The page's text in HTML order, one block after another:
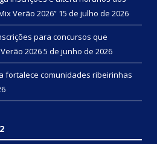
Verão 2026” 15 de julho de 2026
para concursos que
20265 de junho de 2026
fortalece comunidades ribeirinhas